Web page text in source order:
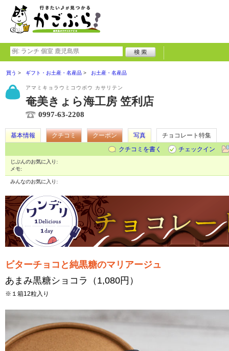
買う ギフト・お土産・名産品 お土産・名産品
アマミキョラウミコウボウ カサリテン
奄美きょら海工房 笠利店
0997-63-2208
基本情報 クチコミ クーポン 写真
チョコレート特集
クチコミを書く
チェックイン
じぶんのお気に入り:
メモ:
みんなのお気に入り:
ビターチョコと純黒糖のマリアージュ
あまみ黒糖ショコラ（1,080円）
※１箱12粒入り